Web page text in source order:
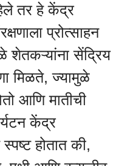
तर हे केंद्र
प्रोत्साहन
शेतकऱ्यांना सेंद्रिय
मिळते, ज्यामुळे
आणि मातीची
केंद्र
होतात की,